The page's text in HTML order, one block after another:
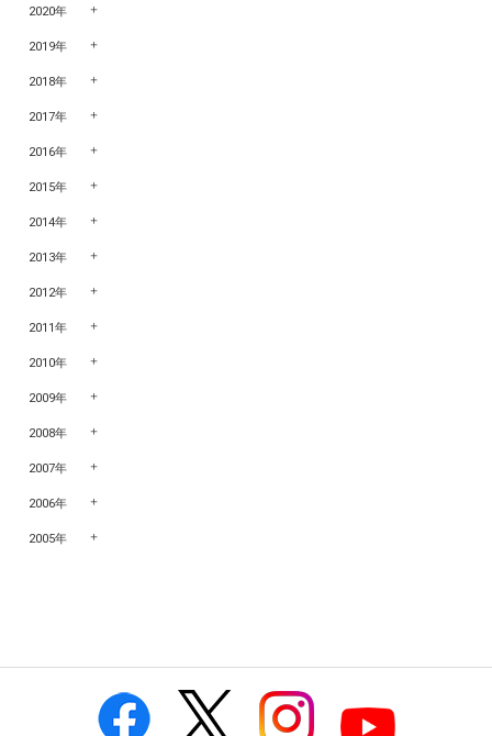
2020年
2019年
2018年
2017年
2016年
2015年
2014年
2013年
2012年
2011年
2010年
2009年
2008年
2007年
2006年
2005年